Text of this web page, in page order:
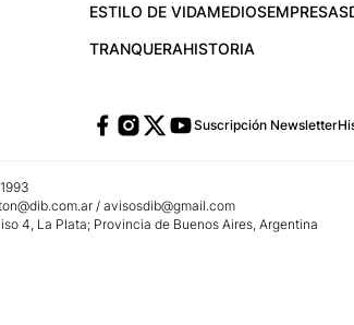
ESTILO DE VIDAMEDIOSEMPRESAS
TRANQUERAHISTORIA
Suscripción Newsletter
/ avisosdib@gmail.com
4, La Plata; Provincia de Buenos Aires, Argentina